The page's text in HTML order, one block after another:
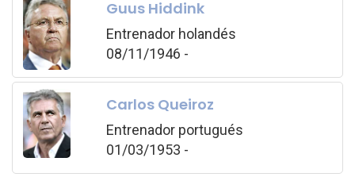
Guus Hiddink
Entrenador holandés
08/11/1946 -
Carlos Queiroz
Entrenador portugués
01/03/1953 -